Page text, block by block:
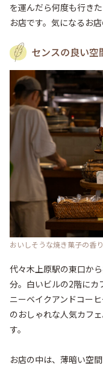
を運んだら何度も行き
お店です。気になるお
センスの良い空
おいしそうな焼き菓子の香
代々木上原駅の東口か
分。白いビルの2階に
ニーベイクアンドコー
のおしゃれな人気カフ
す。
お店の中は、薄暗い空